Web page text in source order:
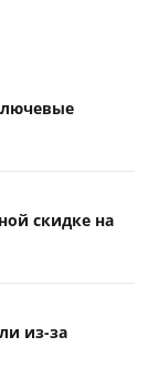
скидке на
из-за